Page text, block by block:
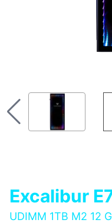
Excalibur
UDIMM 1TB M2 12